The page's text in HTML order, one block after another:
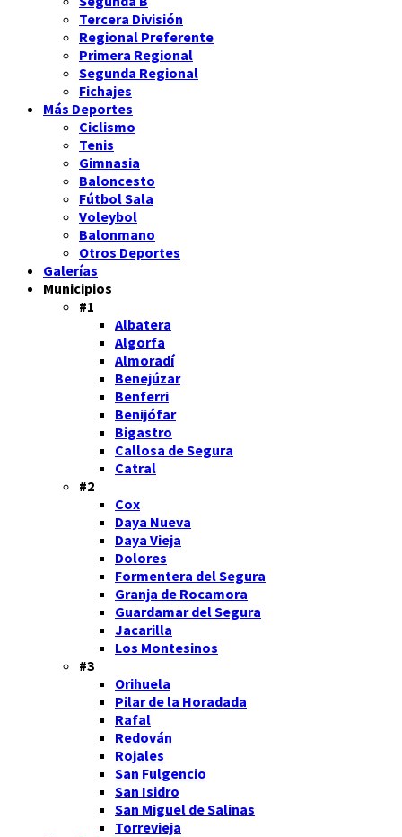
Tercera División
Regional Preferente
Primera Regional
Segunda Regional
Fichajes
Más Deportes
Ciclismo
Tenis
Gimnasia
Baloncesto
Fútbol Sala
Voleybol
Balonmano
Otros Deportes
Galerías
Municipios
#1
Albatera
Algorfa
Almoradí
Benejúzar
Benferri
Benijófar
Bigastro
Callosa de Segura
Catral
#2
Cox
Daya Nueva
Daya Vieja
Dolores
Formentera del Segura
Granja de Rocamora
Guardamar del Segura
Jacarilla
Los Montesinos
#3
Orihuela
Pilar de la Horadada
Rafal
Redován
Rojales
San Fulgencio
San Isidro
San Miguel de Salinas
Torrevieja